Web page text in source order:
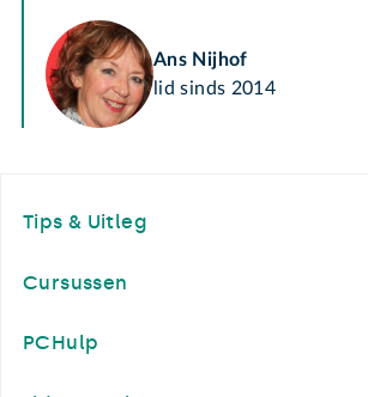
Ans Nijhof
lid sinds 2014
Tips & Uitleg
Cursussen
PCHulp